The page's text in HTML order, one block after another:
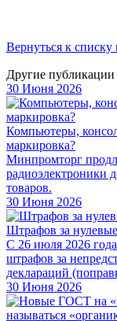
Вернуться к
Другие публикации
30 Июня 2026
Компьютеры,
маркировка?
Минпромторг
радиоэлектроники
товаров.
30 Июня 2026
Штрафов за
С 26 июля 2026
штрафов за
деклараций
30 Июня 2026